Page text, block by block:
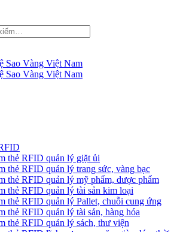
thẻ RFID quản lý giặt ủi
thẻ RFID quản lý trang sức, vàng bạc
thẻ RFID quản lý mỹ phẩm, dược phẩm
thẻ RFID quản lý tài sản kim loại
thẻ RFID quản lý Pallet, chuỗi cung ứng
thẻ RFID quản lý tài sản, hàng hóa
thẻ RFID quản lý sách, thư viện